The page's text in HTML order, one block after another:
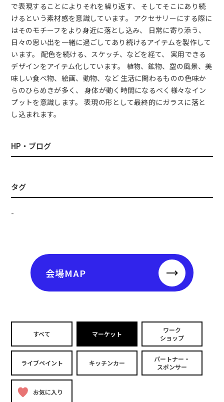
で表現することによりそれを繰り返す、 そしてそこにあり続
けるという素材感を意識しています。 アクセサリーにする際に
はそのモチーフをより身近に落とし込み、 日常に寄り添う、
日々の思い出を一緒に過ごしてあり続けるアイテムを製作して
います。 配色を続ける、スケッチ、などを経て、 実用できる
デザインをアイテム化しています。 植物、鉱物、空の風景、美
味しい食べ物、絵画、動物、など 生活に関わるものの色味か
らのひらめきが多く、 身体が動く時間になるべく様々なイン
プットを意識します。 表現の形として最終的にガラスに落と
し込まれます。
HP・ブログ
タグ
-
会場MAP
すべて マーケット
ワーク
ショップ
ライブペイント キッチンカー
パートナー・
スポンサー
お気に入り